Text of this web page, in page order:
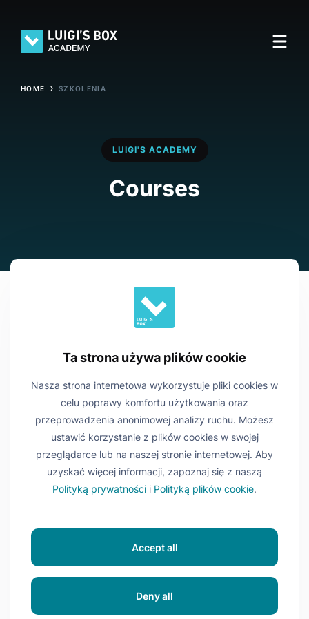
HOME ›SZKOLENIA
LUIGI'S ACADEMY
Courses
© 2016 - 2026 Luigi's Box. All rights reserved.
Warunki korzystania z usług Polityka prywatności
Ustawa o dostępności
Ta strona używa plików cookie
Nasza strona internetowa wykorzystuje pliki cookies w
celu poprawy komfortu użytkowania oraz
przeprowadzenia anonimowej analizy ruchu. Możesz
ustawić korzystanie z plików cookies w swojej
przeglądarce lub na naszej stronie internetowej. Aby
uzyskać więcej informacji, zapoznaj się z naszą
Polityką prywatności i Polityką plików cookie.
Accept all
Deny all